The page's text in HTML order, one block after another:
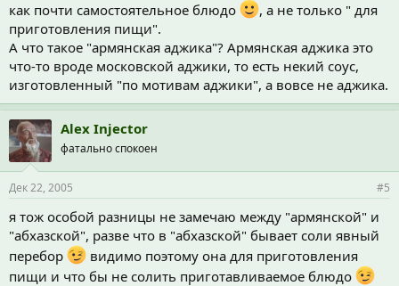
как почти самостоятельное блюдо
, а не только " для
приготовления пищи".
А что такое "армянская аджика"? Армянская аджика это
что-то вроде московской аджики, то есть некий соус,
изготовленный "по мотивам аджики", а вовсе не аджика.
Alex Injector
фатально спокоен
Дек 22, 2005 #5
я тож особой разницы не замечаю между "армянской" и
"абхазской", разве что в "абхазской" бывает соли явный
перебор
видимо поэтому она для приготовления
пищи и что бы не солить приготавливаемое блюдо